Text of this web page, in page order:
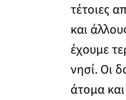
τέτοιες
και
έχουμε
νησί. Οι
άτομα